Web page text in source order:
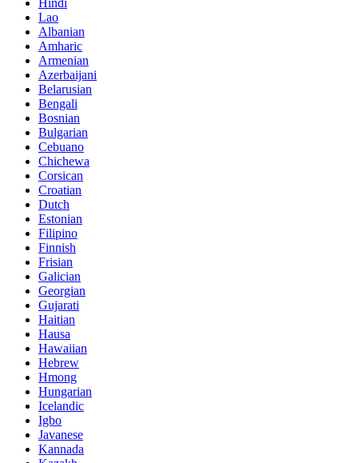
Hindi
Lao
Albanian
Amharic
Armenian
Azerbaijani
Belarusian
Bengali
Bosnian
Bulgarian
Cebuano
Chichewa
Corsican
Croatian
Dutch
Estonian
Filipino
Finnish
Frisian
Galician
Georgian
Gujarati
Haitian
Hausa
Hawaiian
Hebrew
Hmong
Hungarian
Icelandic
Igbo
Javanese
Kannada